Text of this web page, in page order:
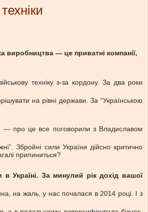
виробництва — це приватні компанії,
техніку з-за кордону. За два роки
на рівні держави. За “Українською
— про це все поговорили з Владиславом
Збройні сили України дійсно критично
припиниться?
в Україні. За минулий рік дохід вашої
на жаль, у нас почалася в 2014 році. І з